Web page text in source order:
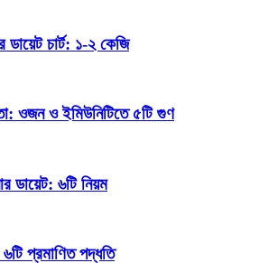
চার্ট: ১-২ কেজি
ওজন ও ইমিউনিটিতে ৫টি গুণ
ডায়েট: ৬টি নিয়ম
প্রমাণিত পদ্ধতি